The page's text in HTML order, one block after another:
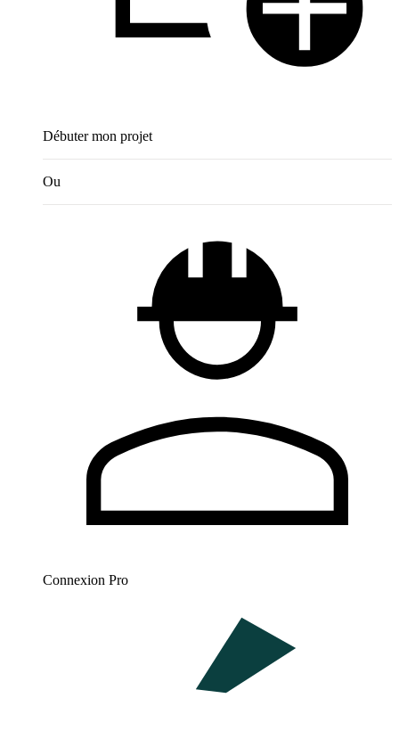
Débuter mon projet
Ou
Connexion Pro